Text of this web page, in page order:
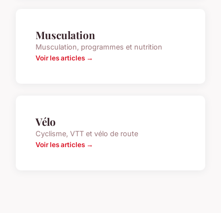
Musculation
Musculation, programmes et nutrition
Voir les articles →
Vélo
Cyclisme, VTT et vélo de route
Voir les articles →